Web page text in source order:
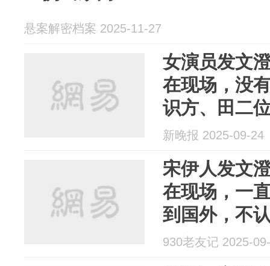
悬案解密档案 2025-11-27
女演员发文
在现场，没
识方、田二
新晚报 2025-09-24
宋伊人发文
在现场，一
到国外，不
930老友记 2025-